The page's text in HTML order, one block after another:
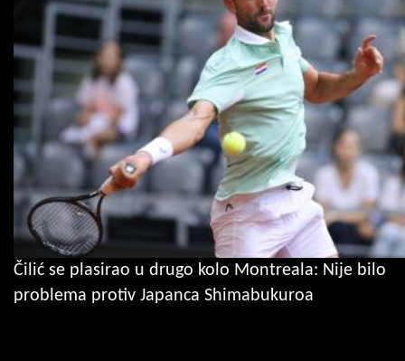
Čilić se plasirao u drugo kolo Montreala: Nije bilo
problema protiv Japanca Shimabukuroa